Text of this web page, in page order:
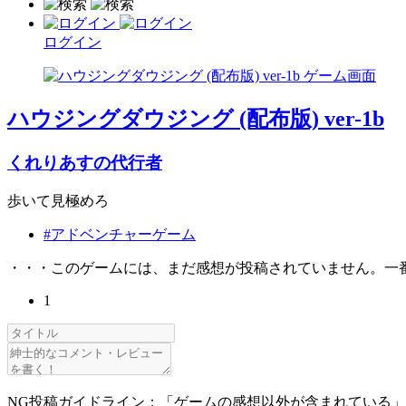
ログイン
ハウジングダウジング (配布版) ver-1b
くれりあすの代行者
歩いて見極めろ
#アドベンチャーゲーム
・・・このゲームには、まだ感想が投稿されていません。
1
NG投稿ガイドライン：「ゲームの感想以外が含まれている